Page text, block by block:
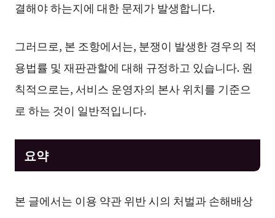
결해야 하는지에 대한 문제가 발생합니다.
그러므로, 본 조항에서는, 분쟁이 발생한 경우의 적
용법률 및 재판관할에 대해 규정하고 있습니다. 원
칙적으로는, 서비스 운영자의 본사 위치를 기준으
로 하는 것이 일반적입니다.
요약
본 글에서는 이용 약관 위반 시의 처벌과 손해배상